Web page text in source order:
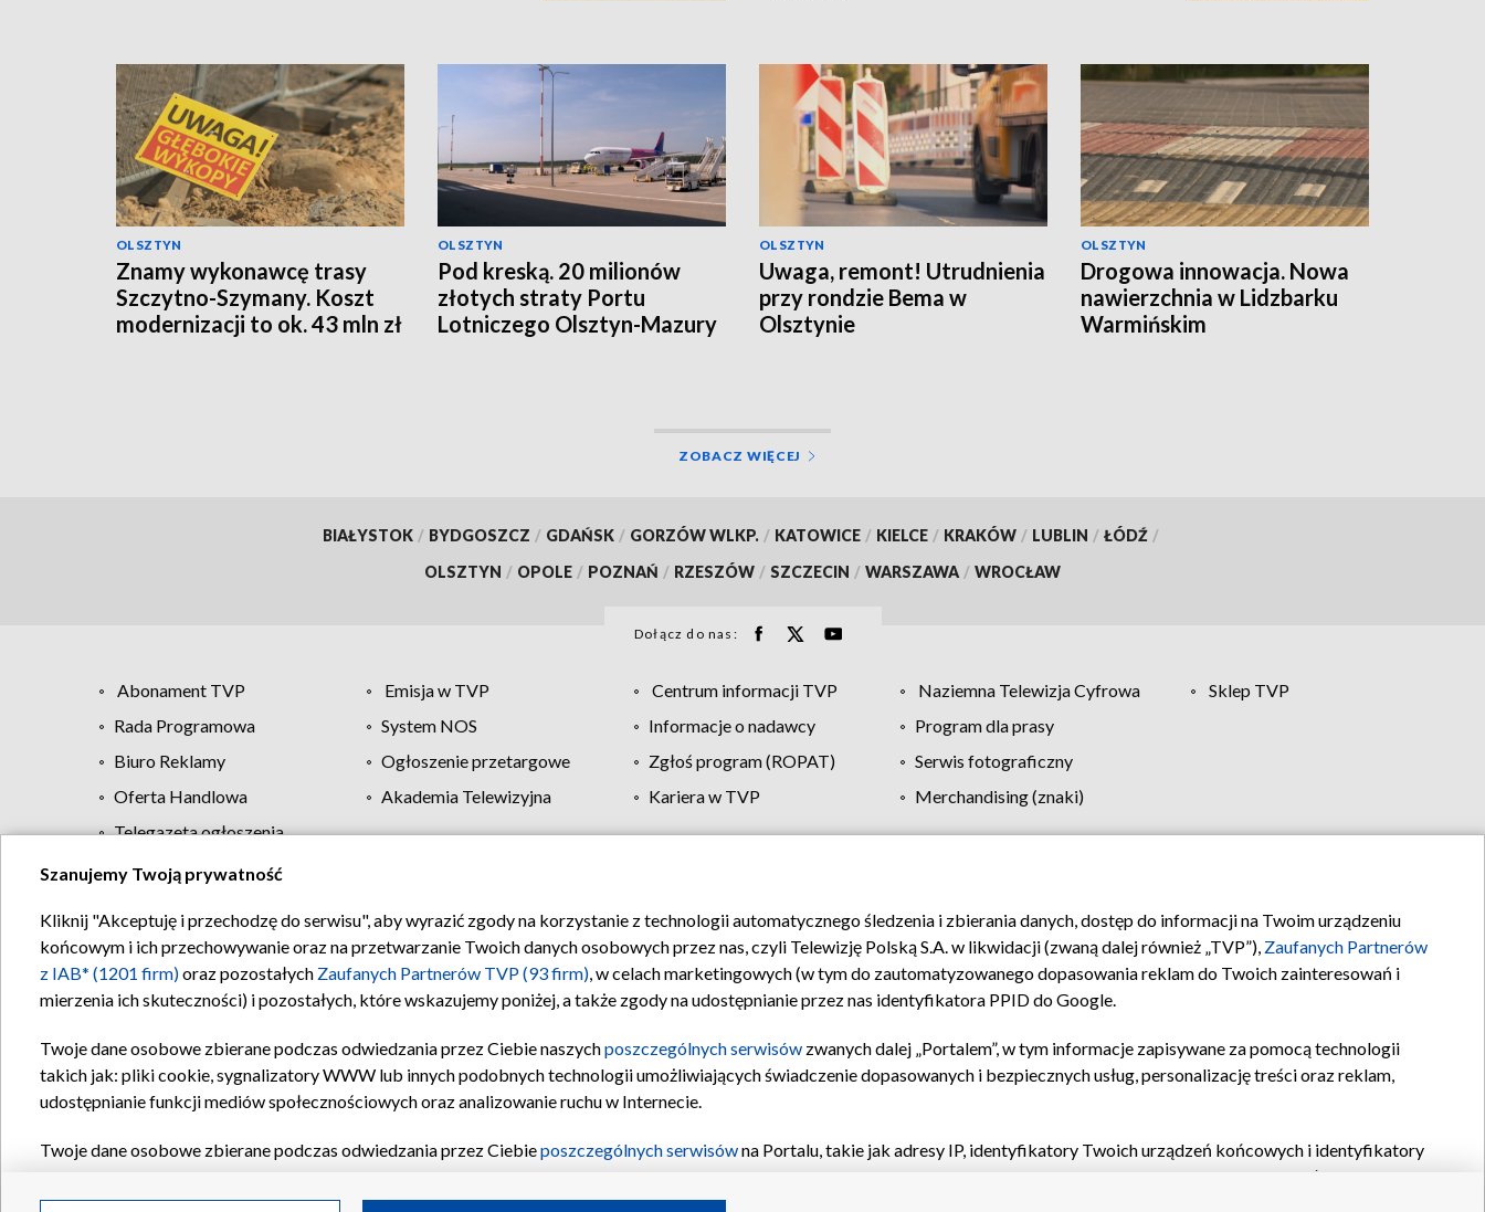
OLSZTYN
Znamy wykonawcę trasy
Szczytno-Szymany. Koszt
modernizacji to ok. 43 mln zł
OLSZTYN
Pod kreską. 20 milionów
złotych straty Portu
Lotniczego Olsztyn-Mazury
OLSZTYN
Uwaga, remont! Utrudnienia
przy rondzie Bema w
Olsztynie
OLSZTYN
Drogowa innowacja. Nowa
nawierzchnia w Lidzbarku
Warmińskim
ZOBACZ WIĘCEJ
BIAŁYSTOK / BYDGOSZCZ / GDAŃSK / GORZÓW WLKP. / KATOWICE / KIELCE / KRAKÓW / LUBLIN / ŁÓDŹ /
OLSZTYN / OPOLE / POZNAŃ / RZESZÓW / SZCZECIN / WARSZAWA / WROCŁAW
Dołącz do nas:
Abonament TVP Emisja w TVP Centrum informacji TVP Naziemna Telewizja Cyfrowa
Sklep TVP
Rada Programowa
System NOS Informacje o nadawcy
Program dla prasy
Biuro Reklamy
Ogłoszenie przetargowe Zgłoś program (ROPAT)
Serwis fotograficzny
Oferta Handlowa
Akademia Telewizyjna Kariera w TVP
Merchandising (znaki)
Telegazeta ogłoszenia
Regulamin TVP Polityka prywatności Moje zgody Pomoc Biuro reklamy Kontakt
Szanujemy Twoją prywatność
Kliknij "Akceptuję i przechodzę do serwisu", aby wyrazić zgody na korzystanie z technologii automatycznego śledzenia i zbierania danych, dostęp do informacji na Twoim urządzeniu
końcowym i ich przechowywanie oraz na przetwarzanie Twoich danych osobowych przez nas, czyli Telewizję Polską S.A. w likwidacji (zwaną dalej również „TVP”), Zaufanych Partnerów
z IAB* (1201 firm)oraz pozostałych Zaufanych Partnerów TVP (93 firm), w celach marketingowych (w tym do zautomatyzowanego dopasowania reklam do Twoich zainteresowań i
mierzenia ich skuteczności) i pozostałych, które wskazujemy poniżej, a także zgody na udostępnianie przez nas identyfikatora PPID do Google.
Twoje dane osobowe zbierane podczas odwiedzania przez Ciebie naszychposzczególnych serwisów zwanych dalej „Portalem”, w tym informacje zapisywane za pomocą technologii
takich jak: pliki cookie, sygnalizatory WWW lub innych podobnych technologii umożliwiających świadczenie dopasowanych i bezpiecznych usług, personalizację treści oraz reklam,
udostępnianie funkcji mediów społecznościowych oraz analizowanie ruchu w Internecie.
Twoje dane osobowe zbierane podczas odwiedzania przez Ciebieposzczególnych serwisówna Portalu, takie jak adresy IP, identyfikatory Twoich urządzeń końcowych i identyfikatory
oraz pozostałych
Partnerów TVPdla realizacji następujących celów i funkcji: przechowywania informacji na urządzeniu lub dostęp do nich, wyboru podstawowych reklam, wyboru spersonalizowanych